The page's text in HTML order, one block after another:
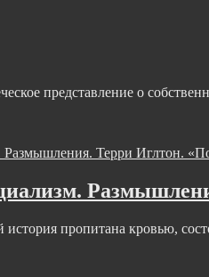
представление о
пропитана кровью,